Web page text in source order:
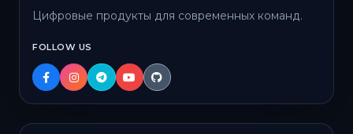
Цифровые продукты для современных команд.
FOLLOW US